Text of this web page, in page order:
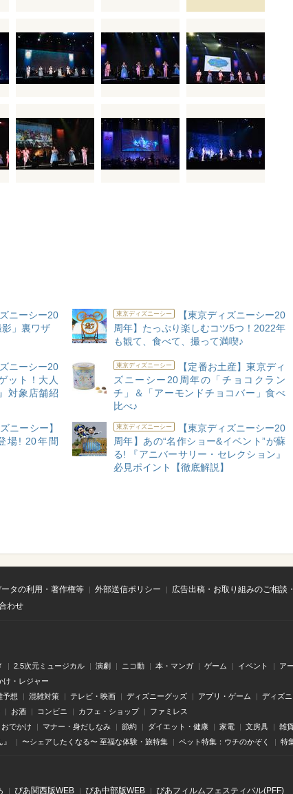
ニーシー20
」裏ワザ
東京ディズニーシー
【東京ディズニーシー20
周年】たっぷり楽しむコツ5つ！2022年
も観て、食べて、撮って満喫♪
ニーシー20
ット！大人
対象店舗紹
東京ディズニーシー
【定番お土産】東京ディ
ズニーシー20周年の「チョコクラン
チ」＆「アーモンドチョコバー」食べ
比べ♪
ニーシー】
場! 20年間
東京ディズニーシー
【東京ディズニーシー20
周年】あの“名作ショー&イベント”が蘇
る! 『アニバーサリー・セレクション』
必見ポイント【徹底解説】
タの利用・著作権等 外部送信ポリシー
広告出稿・お取り組みのご相談
わせ
2.5次元ミュージカル 演劇 ニコ動 本・マンガ ゲーム イベント ア
け・レジャー
予想 混雑対策 テレビ・映画 ディズニーグッズ アプリ・ゲーム ディズ
お酒 コンビニ カフェ・ショップ ファミレス
おでかけ マナー・身だしなみ 節約 ダイエット・健康 家電 文房具 雑
〜シェアしたくなる〜 至福な体験・旅特集 ペット特集：ウチのかぞく 特
ぴあ関⻄版WEB ぴあ中部版WEB ぴあフィルムフェスティバル(PFF)